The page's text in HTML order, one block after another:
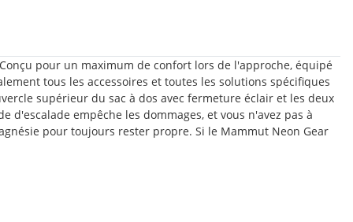
pour un maximum de confort lors de l'approche, équipé
tous les accessoires et toutes les solutions spécifiques
supérieur du sac à dos avec fermeture éclair et les deux
empêche les dommages, et vous n'avez pas à
pour toujours rester propre. Si le Mammut Neon Gear